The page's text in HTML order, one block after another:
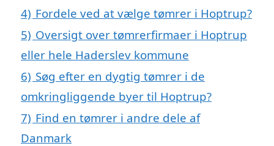
4) Fordele ved at vælge tømrer i Hoptrup?
5) Oversigt over tømrerfirmaer i Hoptrup
eller hele Haderslev kommune
6) Søg efter en dygtig tømrer i de
omkringliggende byer til Hoptrup?
7) Find en tømrer i andre dele af
Danmark